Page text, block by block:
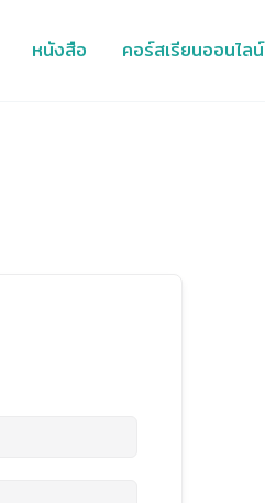
หนังสือ คอร์สเรียนออนไลน์